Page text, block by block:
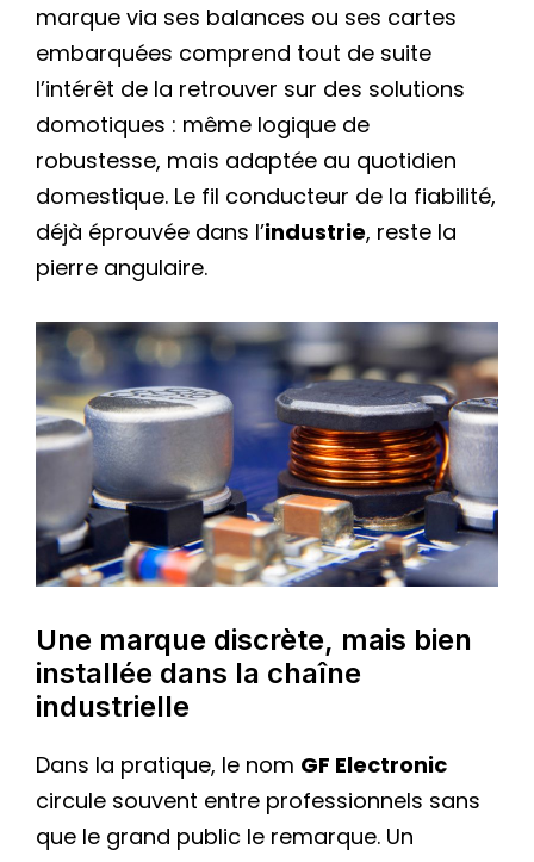
marque via ses balances ou ses cartes
embarquées comprend tout de suite
l’intérêt de la retrouver sur des solutions
domotiques : même logique de
robustesse, mais adaptée au quotidien
domestique. Le fil conducteur de la fiabilité,
déjà éprouvée dans l’industrie, reste la
pierre angulaire.
Une marque discrète, mais bien
installée dans la chaîne
industrielle
Dans la pratique, le nom GF Electronic
circule souvent entre professionnels sans
que le grand public le remarque. Un